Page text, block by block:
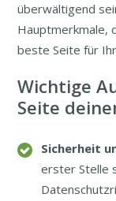
überwältigend
Hauptmerkmale,
beste Seite für
Wichtige
Seite
Sicherheit
erster Stelle